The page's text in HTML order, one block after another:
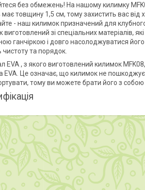
без обмежень! На нашому килимку
товщину 1,5 см, тому захистить вас від
- наш килимок призначений для
виготовлений зі спеціальних матеріалів,
ганчіркою і довго насолоджуватися
чистоту та порядок.
EVA , з якого виготовлений килимок
EVA. Це означає, що килимок не
тому ви можете брати його з собою